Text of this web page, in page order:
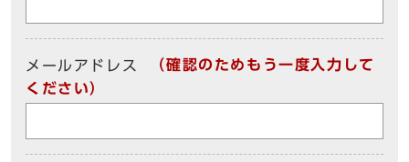
メールアドレス
（確認のためもう一度入力して
ください）